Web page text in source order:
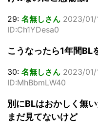
29: 名無しさん 2023/01/
ID:Ch1YDesa0
こうなったら1年間BL
30: 名無しさん 2023/01/
ID:MhBbmLW40
別にBLはおかしく無
まだ見てないけど